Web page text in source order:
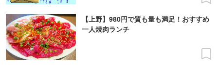
【上野】980円で質も量も満足！おすすめ
一人焼肉ランチ